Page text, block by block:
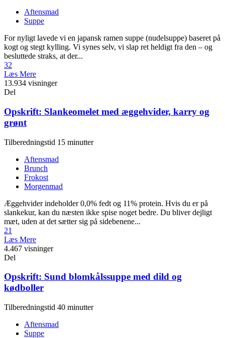
Aftensmad
Suppe
For nyligt lavede vi en japansk ramen suppe (nudelsuppe) baseret på
kogt og stegt kylling. Vi synes selv, vi slap ret heldigt fra den – og
besluttede straks, at der...
32
Læs Mere
13.934 visninger
Del
Opskrift: Slankeomelet med æggehvider, karry og
grønt
Tilberedningstid 15 minutter
Aftensmad
Brunch
Frokost
Morgenmad
Æggehvider indeholder 0,0% fedt og 11% protein. Hvis du er på
slankekur, kan du næsten ikke spise noget bedre. Du bliver dejligt
mæt, uden at det sætter sig på sidebenene...
21
Læs Mere
4.467 visninger
Del
Opskrift: Sund blomkålssuppe med dild og
kødboller
Tilberedningstid 40 minutter
Aftensmad
Suppe